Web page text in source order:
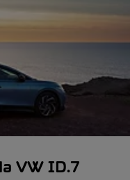
VW ID.7